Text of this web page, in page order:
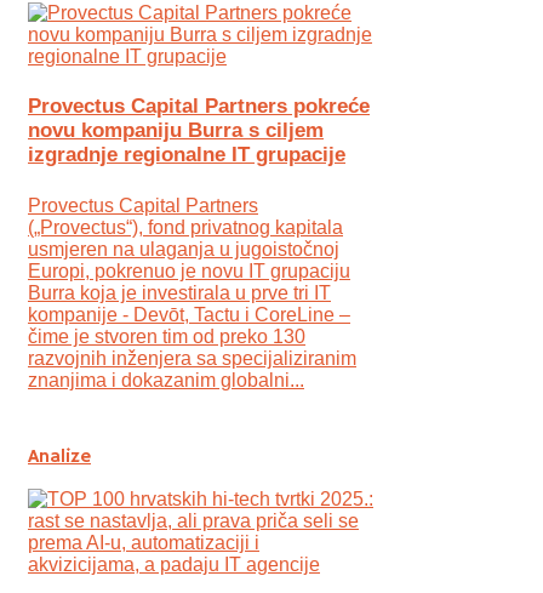
Provectus Capital Partners pokreće
novu kompaniju Burra s ciljem
izgradnje regionalne IT grupacije
Provectus Capital Partners
(„Provectus“), fond privatnog kapitala
usmjeren na ulaganja u jugoistočnoj
Europi, pokrenuo je novu IT grupaciju
Burra koja je investirala u prve tri IT
kompanije - Devōt, Tactu i CoreLine –
čime je stvoren tim od preko 130
razvojnih inženjera sa specijaliziranim
znanjima i dokazanim globalni...
Analize